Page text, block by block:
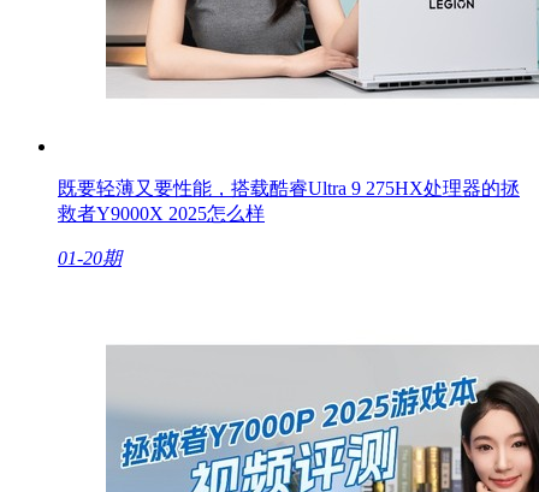
既要轻薄又要性能，搭载酷睿Ultra 9 275HX处理器的拯
救者Y9000X 2025怎么样
01-20期